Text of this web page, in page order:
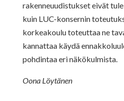
rakenneuudistukset eivät
kuin LUC-konsernin
korkeakoulu toteuttaa ne
kannattaa käydä
pohdintaa eri näkökulmista.
Oona Löytänen